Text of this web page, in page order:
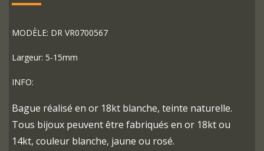
MODÈLE: DR VR0700567
Largeur: 5-15mm
INFO:
Bague réalisé en or 18kt blanche, teinte naturelle.
Tous bijoux peuvent être fabriqués en or 18kt ou
14kt, couleur blanche, jaune ou rosé.